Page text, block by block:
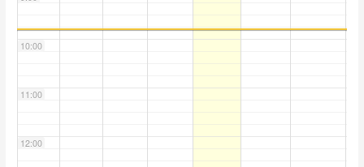
10:00
11:00
12:00